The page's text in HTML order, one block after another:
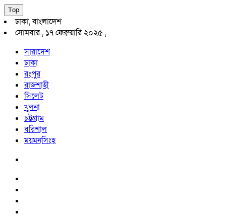
Top
ঢাকা, বাংলাদেশ
সোমবার , ১৭ ফেব্রুয়ারি ২০২৫ ,
সারাদেশ
ঢাকা
রংপুর
রাজশাহী
সিলেট
খুলনা
চট্টগ্রাম
বরিশাল
ময়মনসিংহ